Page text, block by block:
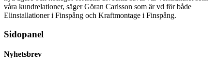
våra kundrelationer, säger Göran Carlsson som är vd för både
Elinstallationer i Finspång och Kraftmontage i Finspång.
Sidopanel
Nyhetsbrev